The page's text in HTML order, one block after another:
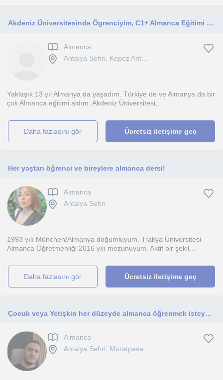
Akdeniz Üniversitesinde Ögrenciyim, C1+ Almanca Eğitimi alıyorum. A1 ve A2 seviyelerinde Almanca Eğitimi vermek istiyorum.
Almanca
Antalya Sehri, Kepez Ant...
Yaklaşık 13 yıl Almanya da yaşadım. Türkiye de ve Almanya da bir
çok Almanca eğitimi aldım. Akdeniz Üniversitesi,...
daha fazlasını gör Ücretsiz iletişime geç
Her yaştan öğrenci ve bireylere almanca dersi!
Almanca
Antalya Sehri
1993 yılı München/Almanya doğumluyum. Trakya Üniversitesi
Almanca Öğretmenliği 2016 yılı mezunuyum. Aktif bir şekil...
daha fazlasını gör Ücretsiz iletişime geç
Çocuk veya Yetişkin her düzeyde almanca öğrenmek isteyen öğrencilerime dersleri eğlenerek öğretiyorum.
Almanca
Antalya Sehri, Muratpasa...